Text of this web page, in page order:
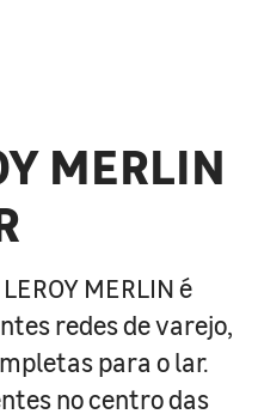
MERLIN
MERLIN é
redes de varejo,
para o lar.
no centro das